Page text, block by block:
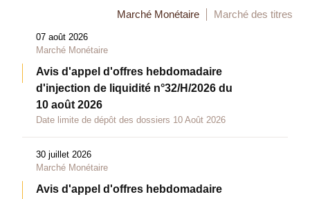
Marché Monétaire Marché des titres
07 août 2026
Marché Monétaire
Avis d'appel d'offres hebdomadaire
d'injection de liquidité n°32/H/2026 du
10 août 2026
Date limite de dépôt des dossiers 10 Août 2026
30 juillet 2026
Marché Monétaire
Avis d'appel d'offres hebdomadaire